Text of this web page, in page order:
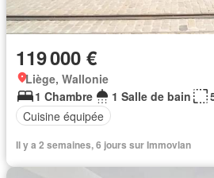
119 000 €
Liège, Wallonie
1 Chambre
1 Salle de bain
Cuisine équipée
Il y a 2 semaines, 6 jours sur Immovlan